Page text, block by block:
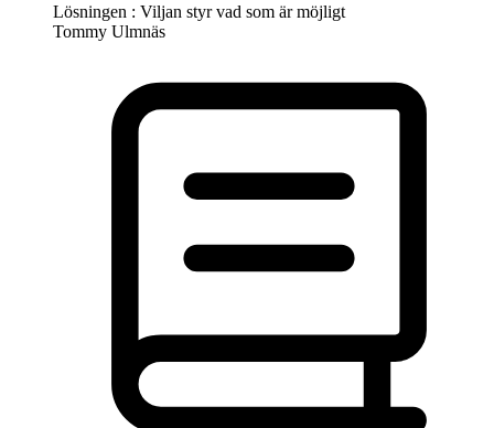
Lösningen : Viljan styr vad som är möjligt
Tommy Ulmnäs